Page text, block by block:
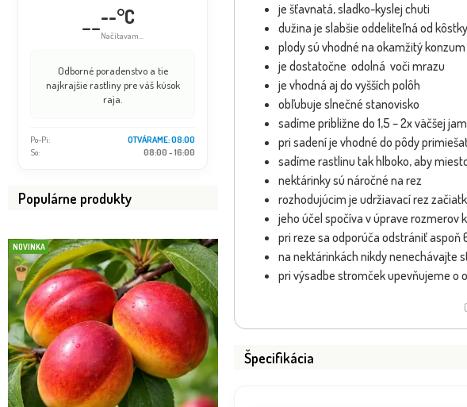
----°C
Načítavam...
Odborné poradenstvo a tie
najkrajšie rastliny pre váš kúsok
raja.
Po-Pi:
OTVÁRAME: 08:00
So:
08:00 - 16:00
Populárne produkty
NOVINKA
je šťavnatá, sladko-kyslej chuti
dužina je slabšie oddeliteľná od kôstky
plody sú vhodné na okamžitý
je dostatočne odolná voči mrazu
je vhodná aj do vyšších polôh
obľubuje slnečné stanovisko
sadíme približne do 1,5 – 2x väčšej
pri sadení je vhodné do pôdy
sadíme rastlinu tak hlboko, aby
nektárinky sú náročné na rez
rozhodujúcim je udržiavací rez
jeho účel spočíva v úprave rozmerov
pri reze sa odporúča odstrániť
na nektárinkách nikdy nenechávajte
pri výsadbe stromček upevňujeme o
Špecifikácia